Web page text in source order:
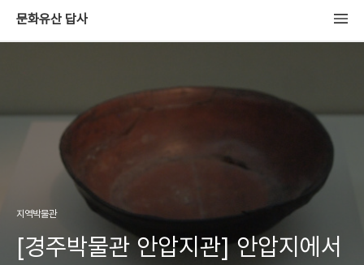
문화유산 답사
지역박물관
[경주박물관 안압지관] 안압지에서